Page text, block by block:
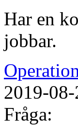
Har en
jobbar.
2019-
Fråga: